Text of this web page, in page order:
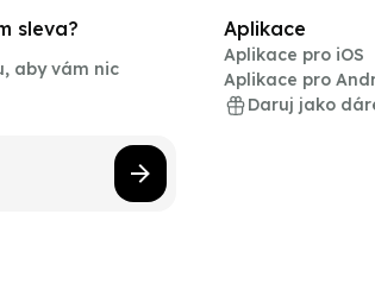
sleva?
aby vám nic
Aplikace
Aplikace pro iOS
Aplikace pro
Daruj jako